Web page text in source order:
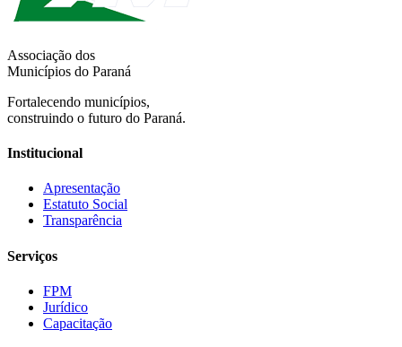
Associação dos
Municípios do Paraná
Fortalecendo municípios,
construindo o futuro do Paraná.
Institucional
Apresentação
Estatuto Social
Transparência
Serviços
FPM
Jurídico
Capacitação